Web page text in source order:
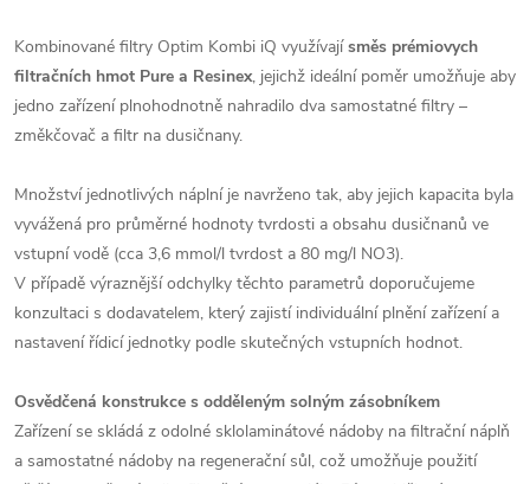
Kombinované filtry Optim Kombi iQ využívajísměs prémiovych
filtračních hmot Pure a Resinex, jejichž ideální poměr umožňuje aby
jedno zařízení plnohodnotně nahradilo dva samostatné filtry –
změkčovač a filtr na dusičnany.
Množství jednotlivých náplní je navrženo tak, aby jejich kapacita byla
vyvážená pro průměrné hodnoty tvrdosti a obsahu dusičnanů ve
vstupní vodě (cca 3,6 mmol/l tvrdost a 80 mg/l NO3).
V případě výraznější odchylky těchto parametrů doporučujeme
konzultaci s dodavatelem, který zajistí individuální plnění zařízení a
nastavení řídicí jednotky podle skutečných vstupních hodnot.
Osvědčená konstrukce s odděleným solným zásobníkem
Zařízení se skládá z odolné sklolaminátové nádoby na filtrační náplň
a samostatné nádoby na regenerační sůl, což umožňuje použití